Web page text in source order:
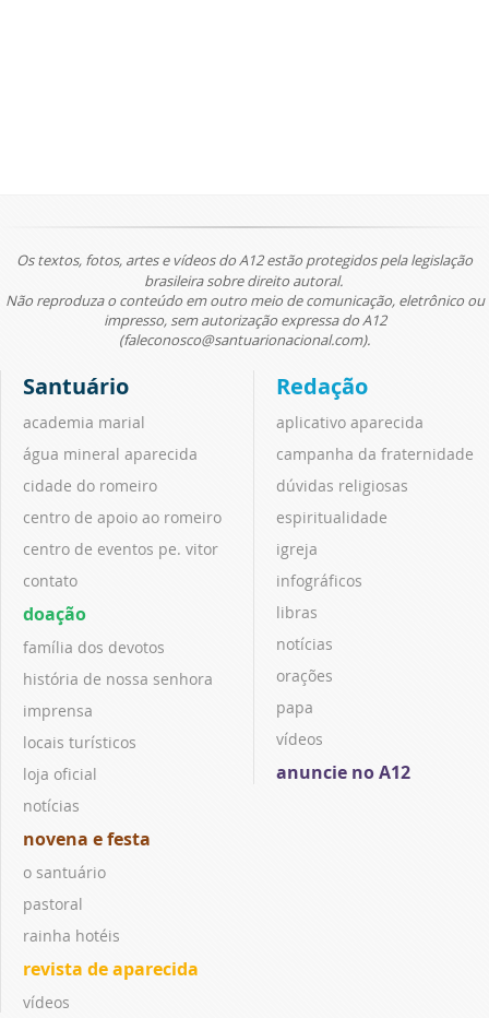
Os textos, fotos, artes e vídeos do A12 estão protegidos pela legislação
brasileira sobre direito autoral.
Não reproduza o conteúdo em outro meio de comunicação, eletrônico ou
impresso, sem autorização expressa do A12
(faleconosco@santuarionacional.com).
Santuário
academia marial
água mineral aparecida
cidade do romeiro
centro de apoio ao romeiro
centro de eventos pe. vitor
contato
doação
família dos devotos
história de nossa senhora
imprensa
locais turísticos
loja oficial
notícias
novena e festa
o santuário
pastoral
rainha hotéis
revista de aparecida
vídeos
Redação
aplicativo aparecida
campanha da fraternidade
dúvidas religiosas
espiritualidade
igreja
infográficos
libras
notícias
orações
papa
vídeos
anuncie no A12